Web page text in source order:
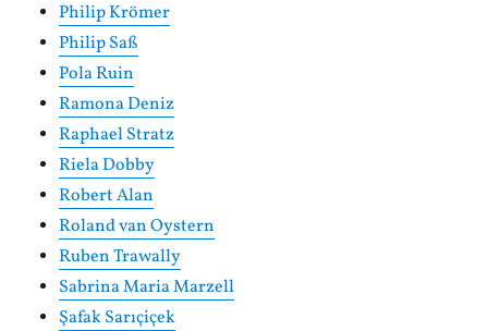
Philip Krömer
Philip Saß
Pola Ruin
Ramona Deniz
Raphael Stratz
Riela Dobby
Robert Alan
Roland van Oystern
Ruben Trawally
Sabrina Maria Marzell
Şafak Sarıçiçek